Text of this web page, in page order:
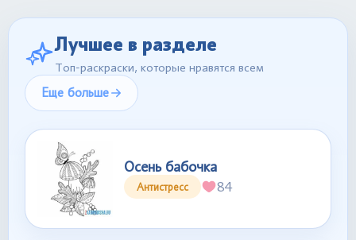
Лучшее в разделе
Топ-раскраски, которые нравятся всем
Еще больше
Осень бабочка
Антистресс 84